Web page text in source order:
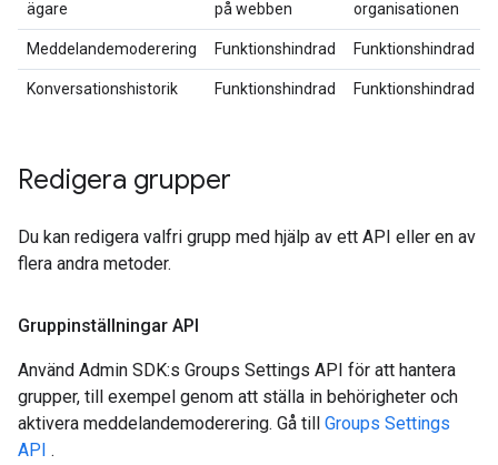
ägare
på webben
organisationen
Meddelandemoderering Funktionshindrad Funktionshindrad
Konversationshistorik Funktionshindrad Funktionshindrad
Redigera grupper
Du kan redigera valfri grupp med hjälp av ett API eller en av
flera andra metoder.
Gruppinställningar API
Använd Admin SDK:s Groups Settings API för att hantera
grupper, till exempel genom att ställa in behörigheter och
aktivera meddelandemoderering. Gå till Groups Settings
API .